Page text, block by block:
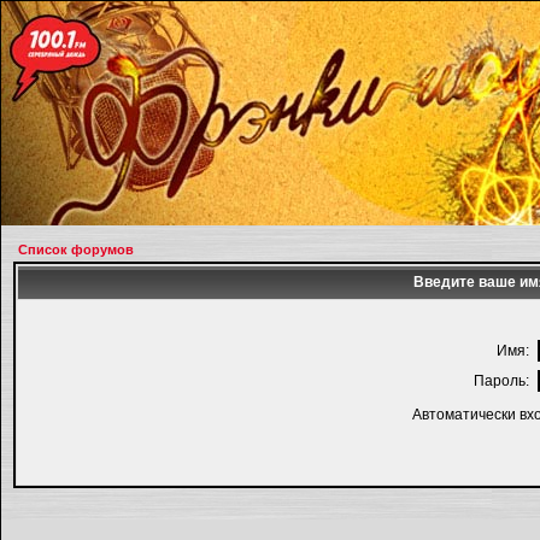
Список форумов
Введите ваше
Имя:
Пароль:
Автоматически